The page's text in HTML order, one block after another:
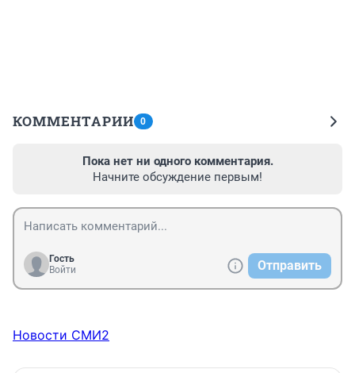
КОММЕНТАРИИ 0
Пока нет ни одного комментария.
Начните обсуждение первым!
Гость
Войти
Отправить
Новости СМИ2